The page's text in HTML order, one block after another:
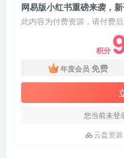
此内容为付费资源，请付费
积分
年度会员 免费
您当前未登
云盘资源